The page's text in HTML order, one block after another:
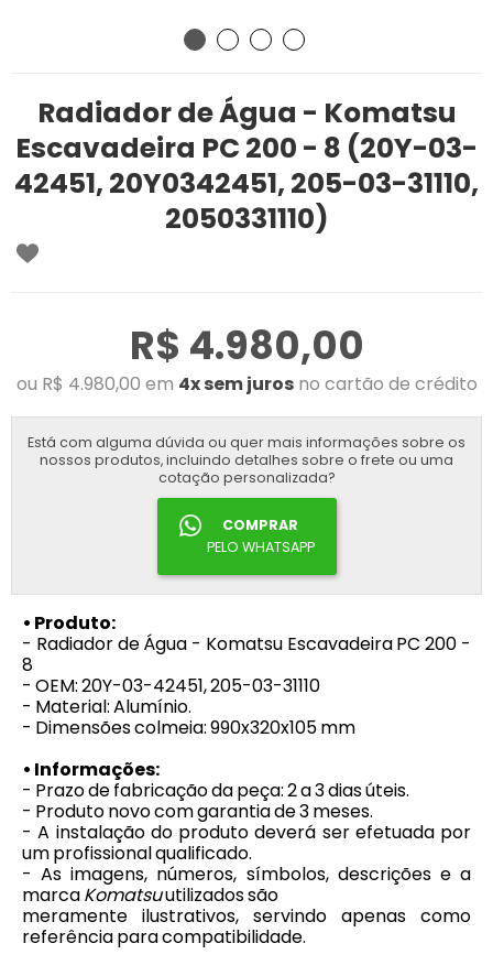
Radiador de Água - Komatsu
Escavadeira PC 200 - 8 (20Y-03-
42451, 20Y0342451, 205-03-31110,
2050331110)
R$ 4.980,00
ou R$ 4.980,00 em 4x sem jurosno cartão de crédito
Está com alguma dúvida ou quer mais informações sobre os
nossos produtos, incluindo detalhes sobre o frete ou uma
cotação personalizada?
COMPRAR
PELO WHATSAPP
• Produto:
- Radiador de Água - Komatsu Escavadeira PC 200 -
8
- OEM: 20Y-03-42451, 205-03-31110
- Material: Alumínio.
- Dimensões colmeia: 990x320x105 mm
• Informações:
- Prazo de fabricação da peça: 2 a 3 dias úteis.
- Produto novo com garantia de 3 meses.
- A instalação do produto deverá ser efetuada por
um profissional qualificado.
- As imagens, números, símbolos, descrições e a
marcaKomatsuutilizados são
meramente ilustrativos, servindo apenas como
referência para compatibilidade.